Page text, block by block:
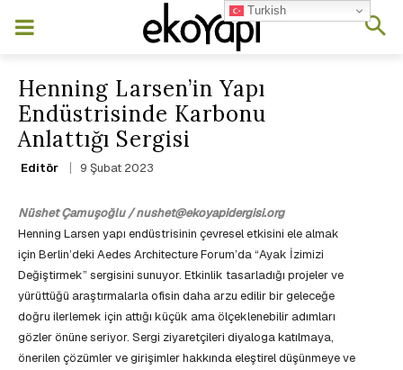
Henning Larsen’in Yapı
Endüstrisinde Karbonu
Anlattığı Sergisi
Editör 9 Şubat 2023
Nüshet Çamuşoğlu / nushet@ekoyapidergisi.org
Henning Larsen yapı endüstrisinin çevresel etkisini ele almak
için Berlin’deki Aedes Architecture Forum’da “Ayak İzimizi
Değiştirmek” sergisini sunuyor. Etkinlik tasarladığı projeler ve
yürüttüğü araştırmalarla ofisin daha arzu edilir bir geleceğe
doğru ilerlemek için attığı küçük ama ölçeklenebilir adımları
gözler önüne seriyor. Sergi ziyaretçileri diyaloga katılmaya,
önerilen çözümler ve girişimler hakkında eleştirel düşünmeye ve
Turkish